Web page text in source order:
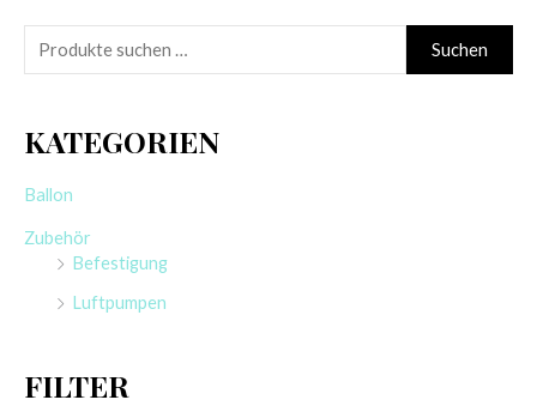
u
h
n
Suchen
KATEGORIEN
Ballon
Zubehör
Befestigung
Luftpumpen
FILTER